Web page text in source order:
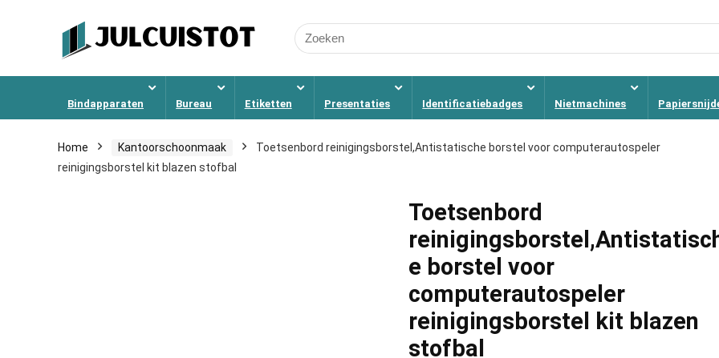
Search
for:
Bindapparaten Bureau Etiketten Presentaties Identificatiebadges Nietmachines
Home Kantoorschoonmaak
Toetsenbord reinigingsborstel,Antistatische borstel voor computerautospeler
reinigingsborstel kit blazen stofbal
Toetsenbord
e borstel voor
computerautospeler
reinigingsborstel kit blazen
stofbal